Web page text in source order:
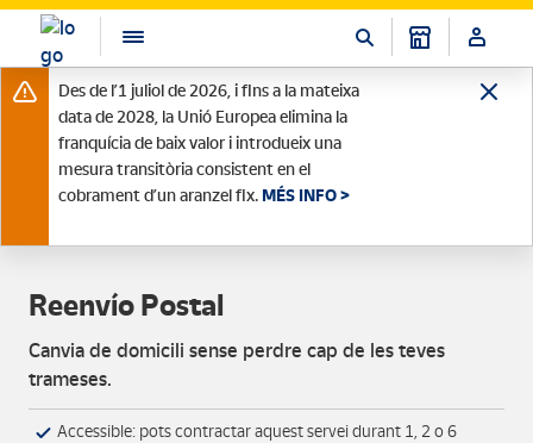
Des de l’1 juliol de 2026, i fins a la mateixa
data de 2028, la Unió Europea elimina la
franquícia de baix valor i introdueix una
mesura transitòria consistent en el
cobrament d’un aranzel fix. MÉS INFO >
Reenvío Postal
Canvia de domicili sense perdre cap de les teves
trameses.
Accessible: pots contractar aquest servei durant 1, 2 o 6